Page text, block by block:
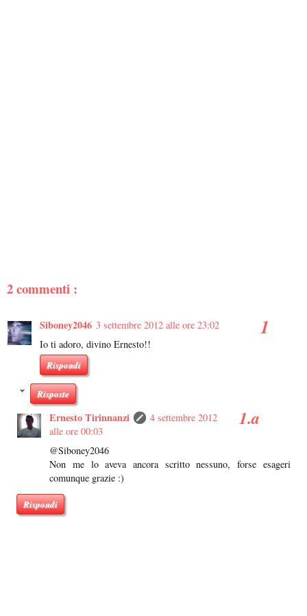
2 commenti :
Siboney2046 3 settembre 2012 alle ore 23:02
Io ti adoro, divino Ernesto!!
Rispondi
Risposte
Ernesto Tirinnanzi
4 settembre 2012
alle ore 00:03
@Siboney2046
Non me lo aveva ancora scritto nessuno, forse esageri
comunque grazie :)
Rispondi